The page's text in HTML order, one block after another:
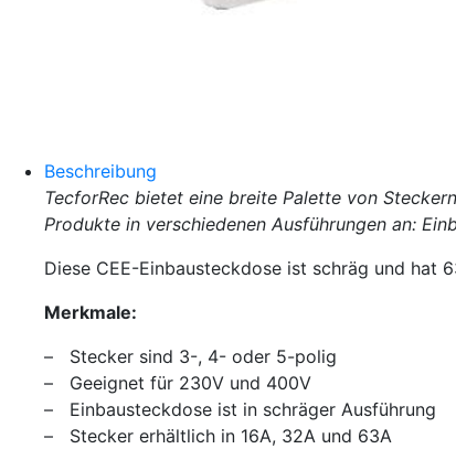
Beschreibung
TecforRec bietet eine breite Palette von
Produkte in verschiedenen Ausführungen an:
Diese CEE-Einbausteckdose ist schräg und hat
Merkmale:
– Stecker sind 3-, 4- oder 5-polig
– Geeignet für 230V und 400V
– Einbausteckdose ist in schräger Ausführung
– Stecker erhältlich in 16A, 32A und 63A